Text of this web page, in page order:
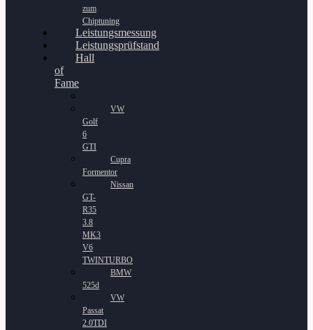
zum
Chiptuning
Leistungsmessung
Leistungsprüfstand
Hall
of
Fame
VW
Golf
6
GTI
Cupra
Formentor
Nissan
GT-
R35
3.8
MK3
V6
TWINTURBO
BMW
525d
VW
Passat
2.0TDI